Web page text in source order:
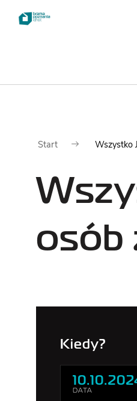
CENNIK
Start Wszystko
osób
Kiedy?
DATA